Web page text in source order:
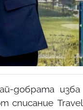
добрата изба